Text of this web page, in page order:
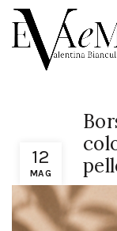
12
MAG